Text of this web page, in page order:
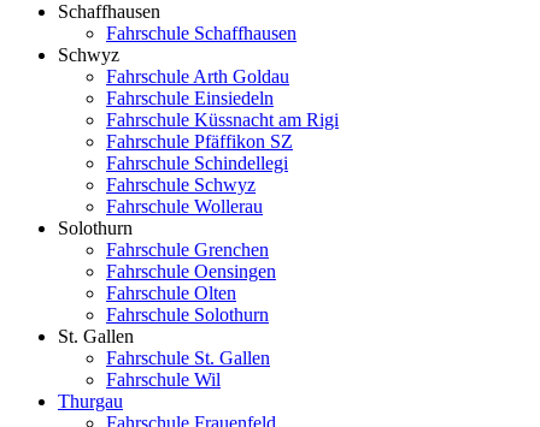
Schaffhausen
Fahrschule Schaffhausen
Schwyz
Fahrschule Arth Goldau
Fahrschule Einsiedeln
Fahrschule Küssnacht am Rigi
Fahrschule Pfäffikon SZ
Fahrschule Schindellegi
Fahrschule Schwyz
Fahrschule Wollerau
Solothurn
Fahrschule Grenchen
Fahrschule Oensingen
Fahrschule Olten
Fahrschule Solothurn
St. Gallen
Fahrschule St. Gallen
Fahrschule Wil
Thurgau